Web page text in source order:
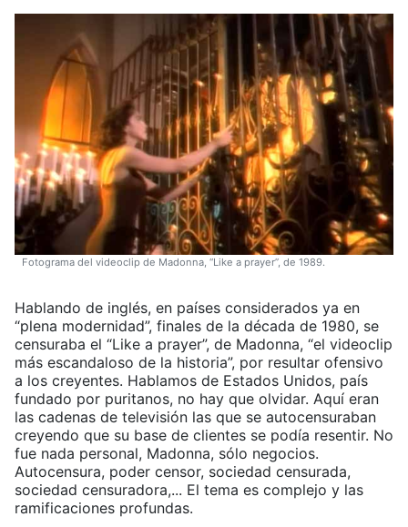
Fotograma del videoclip de Madonna, “Like a prayer”, de 1989.
Hablando de inglés, en países considerados ya en
“plena modernidad”, finales de la década de 1980, se
censuraba el “Like a prayer”, de Madonna, “el videoclip
más escandaloso de la historia”, por resultar ofensivo
a los creyentes. Hablamos de Estados Unidos, país
fundado por puritanos, no hay que olvidar. Aquí eran
las cadenas de televisión las que se autocensuraban
creyendo que su base de clientes se podía resentir. No
fue nada personal, Madonna, sólo negocios.
Autocensura, poder censor, sociedad censurada,
sociedad censuradora,... El tema es complejo y las
ramificaciones profundas.